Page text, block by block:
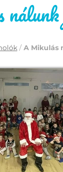
/ A Mikulás